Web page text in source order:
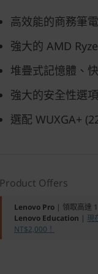
高效能的商務筆電
強大的 AMD
堆疊式記憶體、
強大的安全性選項
選配 WUXGA+
Product Offers
Lenovo Pro | 領取高達
Lenovo Education | 現
NT$2,000！